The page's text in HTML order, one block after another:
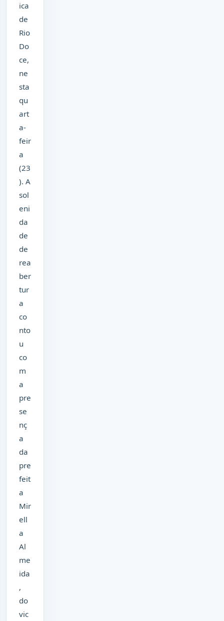
ica
de
Rio
Do
ce,
ne
sta
qu
art
a-
feir
a
(23
). A
sol
eni
da
de
de
rea
ber
tur
a
co
nto
u
co
m
a
pre
se
nç
a
da
pre
feit
a
Mir
ell
a
Al
me
ida
,
do
vic